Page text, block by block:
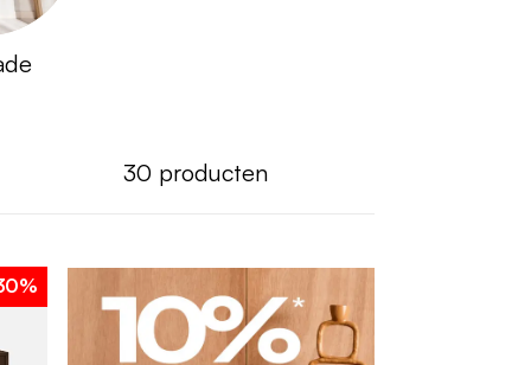
30 producten